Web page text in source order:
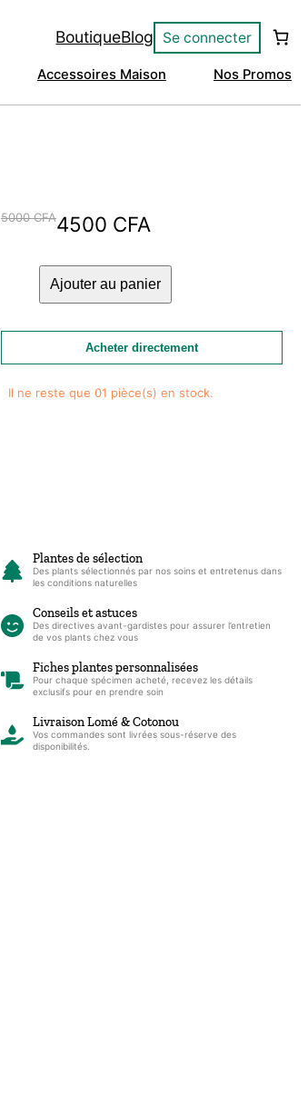
BoutiqueBlog Se connecter
Accessoires Maison Nos Promos
5000CFA
Le
5000 CFA.
4500 CFA
Le
actuel
4500 CFA.
Il ne reste que 01 pièce(s) en stock.
quantité
(Porte-
Bonheur)
Gris
Ajouter au panier
Acheter directement
Plantes de sélection
Des plants sélectionnés par nos soins et entretenus dans
les conditions naturelles
Conseils et astuces
Des directives avant-gardistes pour assurer l’entretien
de vos plants chez vous
Fiches plantes personnalisées
Pour chaque spécimen acheté, recevez les détails
exclusifs pour en prendre soin
Livraison Lomé & Cotonou
Vos commandes sont livrées sous-réserve des
disponibilités.